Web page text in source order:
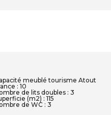
meublé tourisme Atout
: 10
de lits doubles : 3
(m2) : 115
de WC : 3